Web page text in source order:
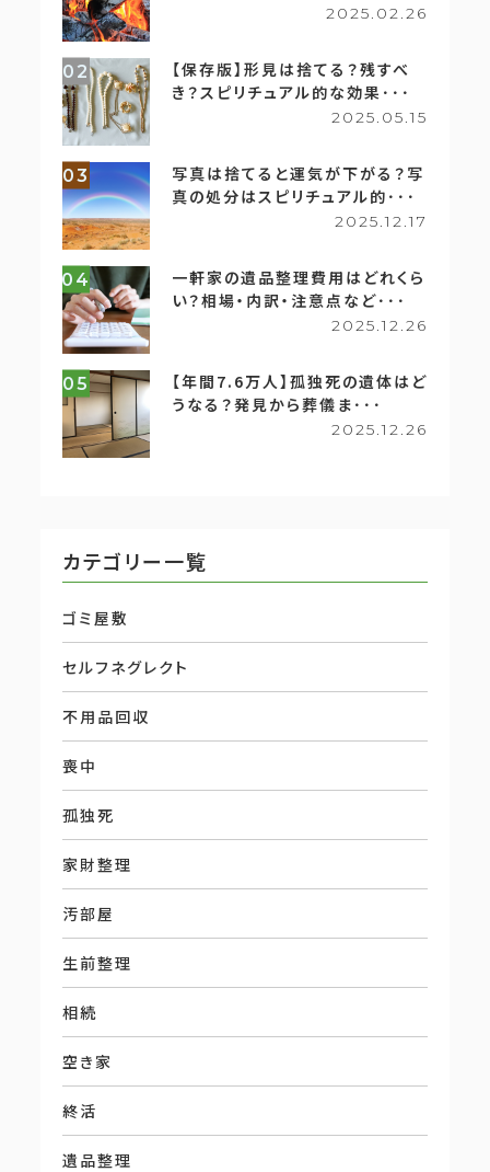
2025.02.26
02
【保存版】形見は捨てる？残すべ
き？スピリチュアル的な効果･･･
2025.05.15
03
写真は捨てると運気が下がる？写
真の処分はスピリチュアル的･･･
2025.12.17
04
一軒家の遺品整理費用はどれくら
い？相場・内訳・注意点など･･･
2025.12.26
05
【年間7.6万人】孤独死の遺体はど
うなる？発見から葬儀ま･･･
2025.12.26
カテゴリー一覧
ゴミ屋敷
セルフネグレクト
不用品回収
喪中
孤独死
家財整理
汚部屋
生前整理
相続
空き家
終活
遺品整理